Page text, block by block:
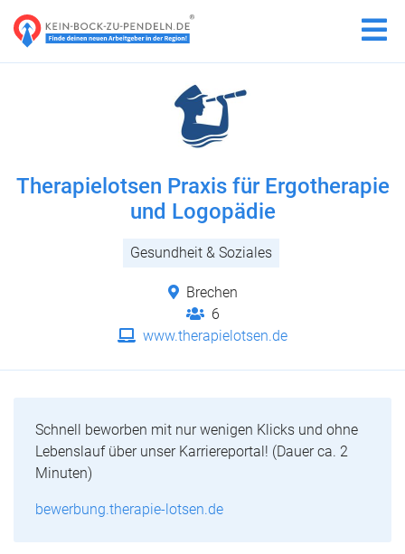
Therapielotsen Praxis für Ergotherapie
und Logopädie
Gesundheit & Soziales
Brechen
6
www.therapielotsen.de
Schnell beworben mit nur wenigen Klicks und ohne
Lebenslauf über unser Karriereportal! (Dauer ca. 2
Minuten)
bewerbung.therapie-lotsen.de